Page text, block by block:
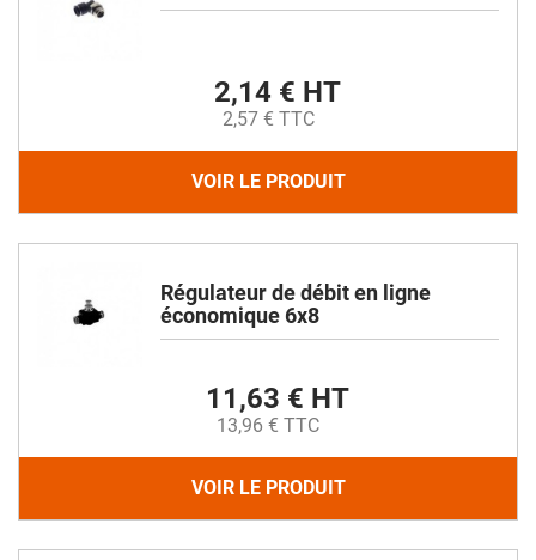
2,14 € HT
2,57 € TTC
VOIR LE PRODUIT
Régulateur de débit en ligne
économique 6x8
11,63 € HT
13,96 € TTC
VOIR LE PRODUIT